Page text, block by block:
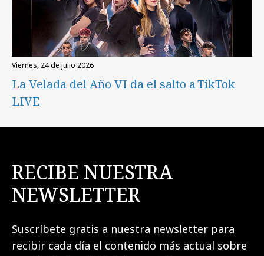
viernes, 24 de julio 2026
La Velada del Año VI da el salto a TikTok
LIVE
RECIBE NUESTRA
NEWSLETTER
Suscríbete gratis a nuestra newsletter para
recibir cada día el contenido más actual sobre